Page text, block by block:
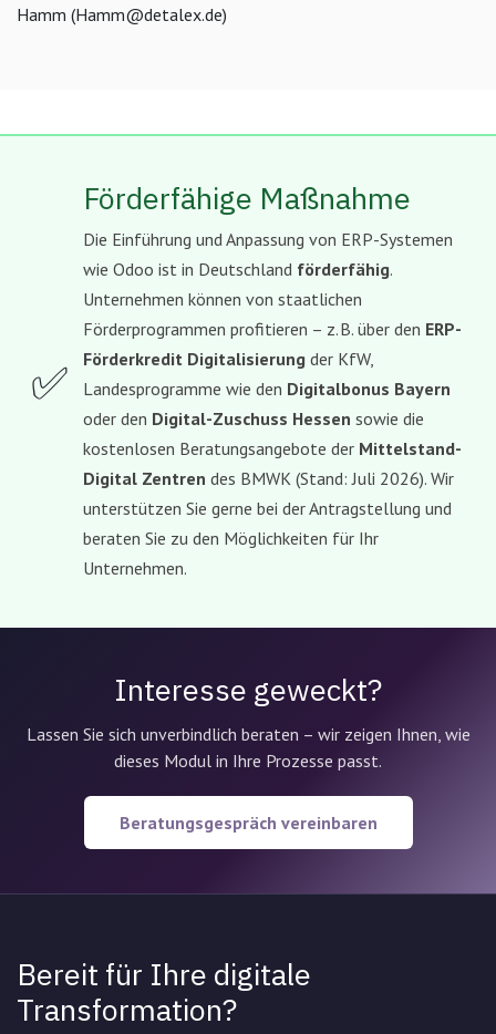
Hamm (Hamm@detalex.de)
✅
Förderfähige Maßnahme
Die Einführung und Anpassung von ERP-Systemen
wie Odoo ist in Deutschland förderfähig.
Unternehmen können von staatlichen
Förderprogrammen profitieren – z. B. über den ERP-
Förderkredit Digitalisierung der KfW,
Landesprogramme wie den Digitalbonus Bayern
oder den Digital-Zuschuss Hessen sowie die
kostenlosen Beratungsangebote der Mittelstand-
Digital Zentren des BMWK (Stand: Juli 2026). Wir
unterstützen Sie gerne bei der Antragstellung und
beraten Sie zu den Möglichkeiten für Ihr
Unternehmen.
Interesse geweckt?
Lassen Sie sich unverbindlich beraten – wir zeigen Ihnen, wie
dieses Modul in Ihre Prozesse passt.
Beratungsgespräch vereinbaren
Bereit für Ihre digitale
Transformation?